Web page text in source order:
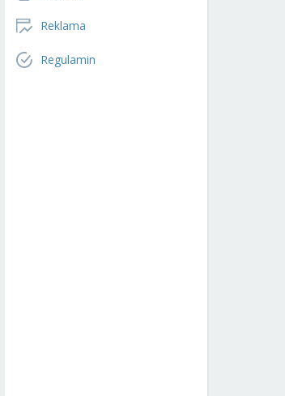
Reklama
Regulamin